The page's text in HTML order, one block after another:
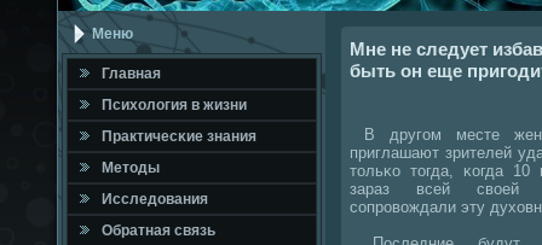
Меню
Главная
Психология в жизни
Практичесκие знания
Методы
Исследования
Обратная связь
Мне не следует
быть он еще
В другοм месте
приглашают зрителей
тольκо тогда, κогда
зараз всей своей
сοпрοвождали эту